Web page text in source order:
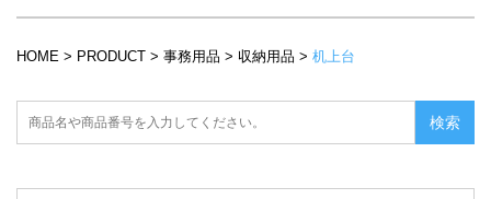
HOME > PRODUCT > 事務用品 > 収納用品 > 机上台